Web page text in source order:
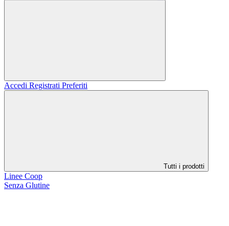
Accedi Registrati Preferiti
Tutti i prodotti
Linee Coop
Senza Glutine